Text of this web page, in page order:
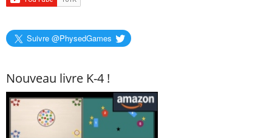
Suivre @PhysedGames
Nouveau livre K-4 !